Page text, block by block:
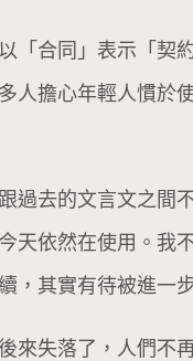
「合同」表示「契
人擔心年輕人慣於
過去的文言文之間
天依然在使用。我
，其實有待被進一
來失落了，人們不